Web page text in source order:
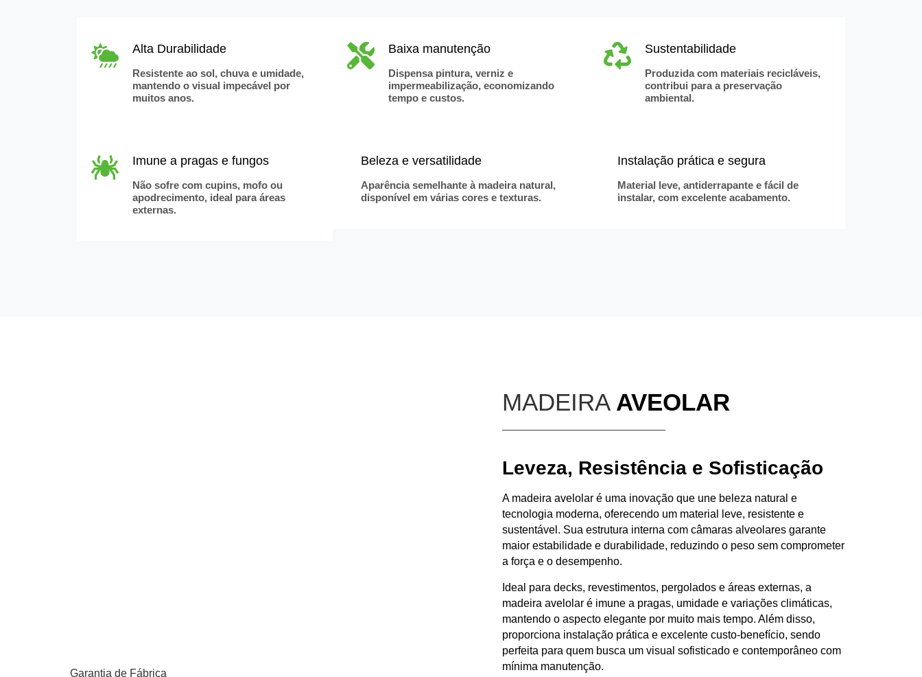
Alta Durabilidade
Resistente ao sol, chuva e umidade,
mantendo o visual impecável por
muitos anos.
Baixa manutenção
Dispensa pintura, verniz e
impermeabilização, economizando
tempo e custos.
Sustentabilidade
Produzida com materiais recicláveis,
contribui para a preservação
ambiental.
Imune a pragas e fungos
Não sofre com cupins, mofo ou
apodrecimento, ideal para áreas
externas.
Beleza e versatilidade
Aparência semelhante à madeira natural,
disponível em várias cores e texturas.
Instalação prática e segura
Material leve, antiderrapante e fácil de
instalar, com excelente acabamento.
Garantia de Fábrica
MADEIRA AVEOLAR
Leveza, Resistência e Sofisticação
A madeira avelolar é uma inovação que une beleza natural e
tecnologia moderna, oferecendo um material
leve, resistente e
sustentável . Sua estrutura interna com câmaras alveolares garante
maior estabilidade e durabilidade, reduzindo o peso sem comprometer
a força e o desempenho.
Ideal para decks, revestimentos, pergolados e áreas externas, a
madeira avelolar é imune a pragas, umidade e variações climáticas,
mantendo o aspecto elegante por muito mais tempo. Além disso,
proporciona instalação prática e excelente custo-benefício, sendo
perfeita para quem busca um visual sofisticado e contemporâneo com
mínima manutenção.